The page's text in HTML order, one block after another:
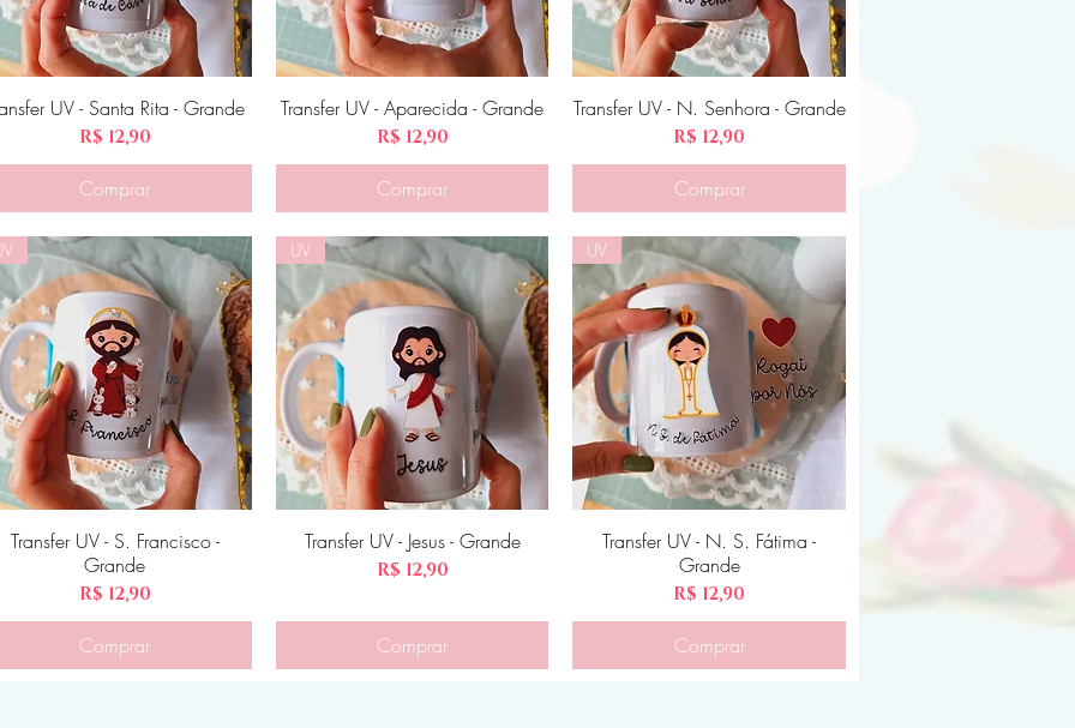
Visualização rápida
UV - Santa Rita - Grande
Preço
R$ 12,90
Comprar
Visualização rápida
Transfer UV - Aparecida - Grande
Preço
R$ 12,90
Comprar
Visualização rápida
Transfer UV - N. Senhora - Grande
Preço
R$ 12,90
Comprar
Visualização rápida
Transfer UV - S. Francisco -
Grande
Preço
R$ 12,90
Comprar
Visualização rápida
UV
Transfer UV - Jesus - Grande
Preço
R$ 12,90
Comprar
Visualização rápida
UV
Transfer UV - N. S. Fátima -
Grande
Preço
R$ 12,90
Comprar